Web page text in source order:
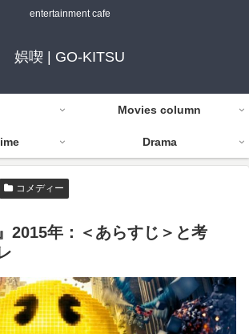
entertainment cafe
娯喫 | GO-KITSU
Movies column
Drama
コメディー
2015年：＜あらすじ＞と考